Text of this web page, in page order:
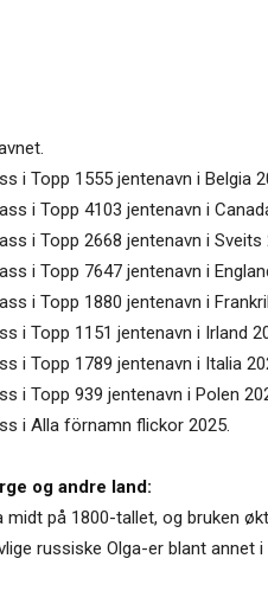
i Topp 1555 jentenavn i Belgia
i Topp 4103 jentenavn i
i Topp 2668 jentenavn i Sveits
i Topp 7647 jentenavn i
i Topp 1880 jentenavn i
i Topp 1151 jentenavn i Irland
i Topp 1789 jentenavn i Italia
i Topp 939 jentenavn i Polen
i Alla förnamn flickor 2025.
og andre land:
midt på 1800-tallet, og bruken
russiske Olga-er blant annet i